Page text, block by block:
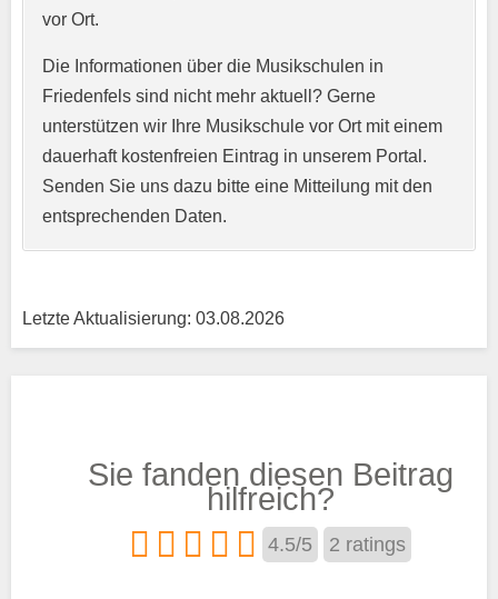
Kurzprofil der Musikschule*
Trägertyp*
vor Ort.
Die Informationen über die Musikschulen in
Friedenfels sind nicht mehr aktuell? Gerne
unterstützen wir Ihre Musikschule vor Ort mit einem
dauerhaft kostenfreien Eintrag in unserem Portal.
Senden Sie uns dazu bitte eine Mitteilung mit den
entsprechenden Daten.
Letzte Aktualisierung: 03.08.2026
Sie fanden diesen Beitrag
hilfreich?
4.5/5 2 ratings